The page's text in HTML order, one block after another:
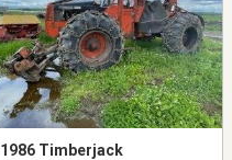
1986 Timberjack